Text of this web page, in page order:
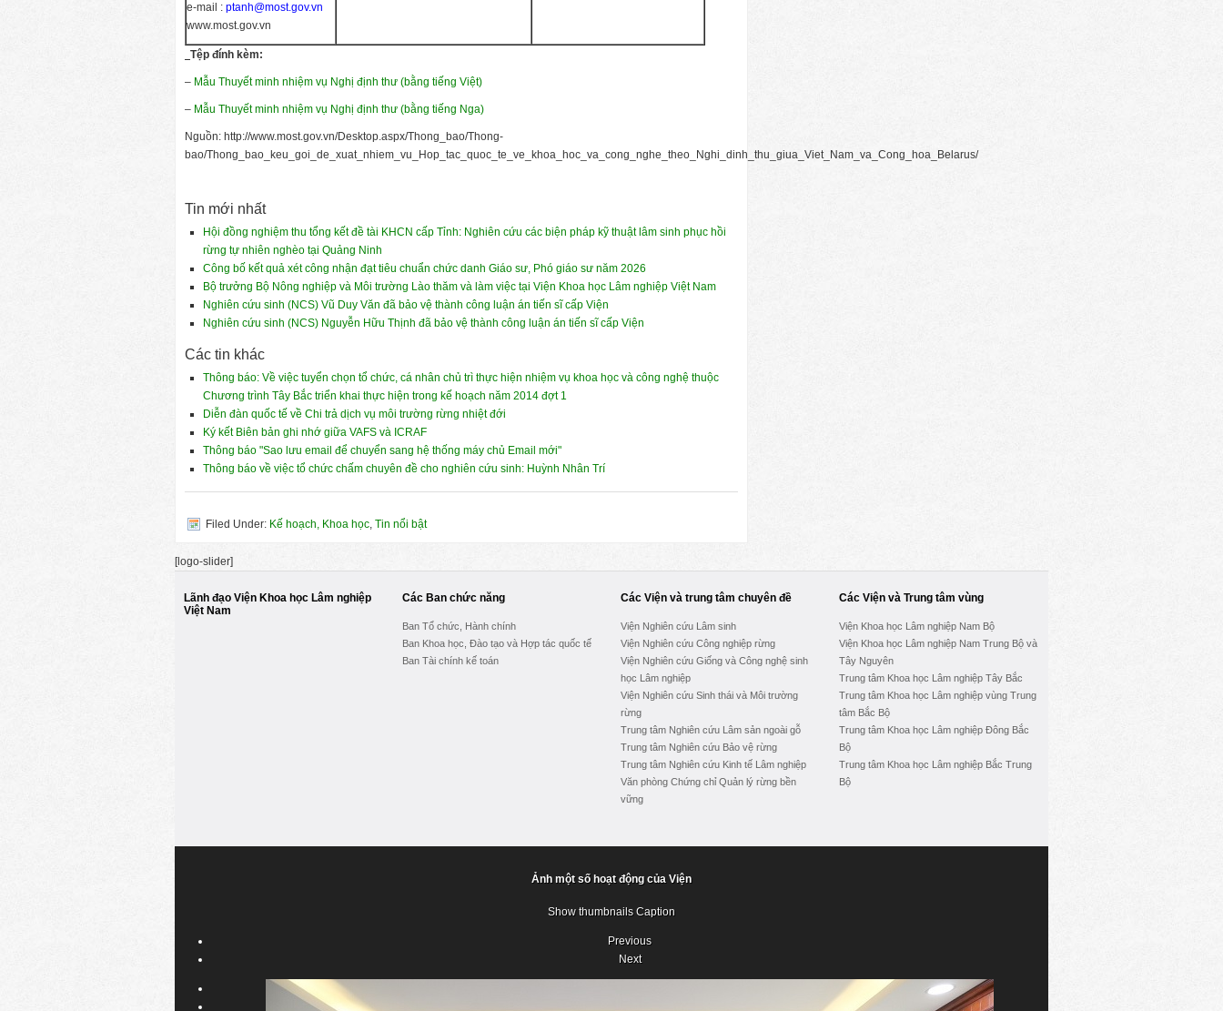
e-mail : ptanh@most.gov.vn
www.most.gov.vn
Tệp đính kèm:
– Mẫu Thuyết minh nhiệm vụ Nghị định thư (bằng tiếng Việt)
– Mẫu Thuyết minh nhiệm vụ Nghị định thư (bằng tiếng Nga)
Nguồn: http://www.most.gov.vn/Desktop.aspx/Thong_bao/Thong-
bao/Thong_bao_keu_goi_de_xuat_nhiem_vu_Hop_tac_quoc_te_ve_khoa_hoc_va_cong_nghe_theo_Nghi_dinh_thu_giua_Viet_Nam_va_Cong_hoa_Belarus/
Tin mới nhất
Hội đồng nghiệm thu tổng kết đề tài KHCN cấp Tỉnh: Nghiên cứu các biện pháp kỹ thuật lâm sinh phục hồi
rừng tự nhiên nghèo tại Quảng Ninh
Công bố kết quả xét công nhận đạt tiêu chuẩn chức danh Giáo sư, Phó giáo sư năm 2026
Bộ trưởng Bộ Nông nghiệp và Môi trường Lào thăm và làm việc tại Viện Khoa học Lâm nghiệp Việt Nam
Nghiên cứu sinh (NCS) Vũ Duy Văn đã bảo vệ thành công luận án tiến sĩ cấp Viện
Nghiên cứu sinh (NCS) Nguyễn Hữu Thịnh đã bảo vệ thành công luận án tiến sĩ cấp Viện
Các tin khác
Thông báo: Về việc tuyển chọn tổ chức, cá nhân chủ trì thực hiện nhiệm vụ khoa học và công nghệ thuộc
Chương trình Tây Bắc triển khai thực hiện trong kế hoạch năm 2014 đợt 1
Diễn đàn quốc tế về Chi trả dịch vụ môi trường rừng nhiệt đới
Ký kết Biên bản ghi nhớ giữa VAFS và ICRAF
Thông báo "Sao lưu email để chuyển sang hệ thống máy chủ Email mới"
Thông báo về việc tổ chức chấm chuyên đề cho nghiên cứu sinh: Huỳnh Nhân Trí
Filed Under: Kế hoạch, Khoa học, Tin nổi bật
[logo-slider]
Lãnh đạo Viện Khoa học Lâm nghiệp
Việt Nam
Các Ban chức năng
Ban Tổ chức, Hành chính
Ban Khoa học, Đào tạo và Hợp tác quốc tế
Ban Tài chính kế toán
Các Viện và trung tâm chuyên đề
Viện Nghiên cứu Lâm sinh
Viện Nghiên cứu Công nghiệp rừng
Viện Nghiên cứu Giống và Công nghệ sinh
học Lâm nghiệp
Viện Nghiên cứu Sinh thái và Môi trường
rừng
Trung tâm Nghiên cứu Lâm sản ngoài gỗ
Trung tâm Nghiên cứu Bảo vệ rừng
Trung tâm Nghiên cứu Kinh tế Lâm nghiệp
Văn phòng Chứng chỉ Quản lý rừng bền
vững
Các Viện và Trung tâm vùng
Viện Khoa học Lâm nghiệp Nam Bộ
Viện Khoa học Lâm nghiệp Nam Trung Bộ và
Tây Nguyên
Trung tâm Khoa học Lâm nghiệp Tây Bắc
Trung tâm Khoa học Lâm nghiệp vùng Trung
tâm Bắc Bộ
Trung tâm Khoa học Lâm nghiệp Đông Bắc
Bộ
Trung tâm Khoa học Lâm nghiệp Bắc Trung
Bộ
Ảnh một số hoạt động của Viện
Show thumbnails Caption
Previous
Next